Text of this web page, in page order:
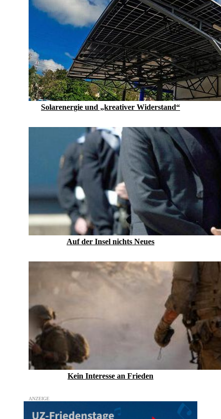
Solarenergie und „kreativer Widerstand“
Auf der Insel nichts Neues
Kein Inte­resse an Frieden